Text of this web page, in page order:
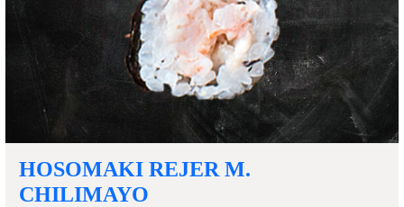
HOSOMAKI REJER M.
CHILIMAYO